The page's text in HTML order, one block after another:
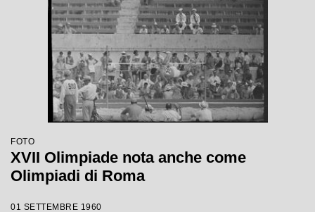
FOTO
XVII Olimpiade nota anche come
Olimpiadi di Roma
01 SETTEMBRE 1960